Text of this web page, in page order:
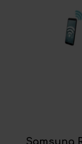
Samsung